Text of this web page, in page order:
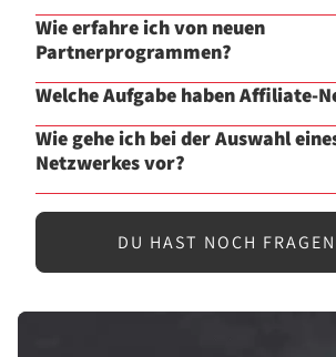
Wie erfahre ich von neuen
Partnerprogrammen?
Welche Aufgabe haben Affiliate-
Wie gehe ich bei der Auswahl
Netzwerkes vor?
DU HAST NOCH